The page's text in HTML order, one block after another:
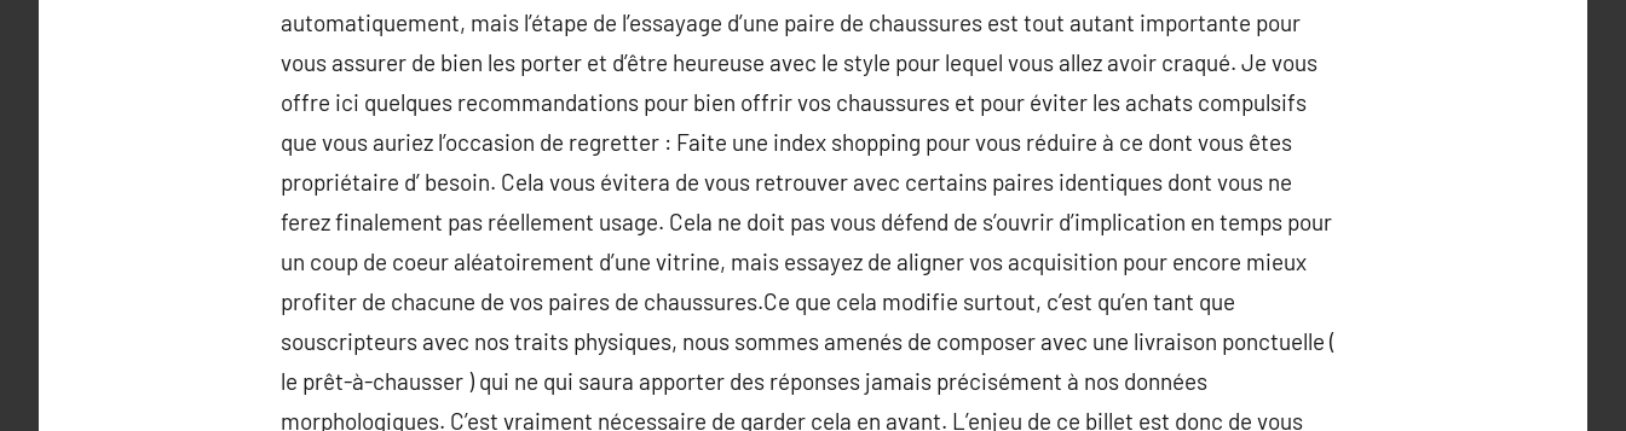
automatiquement, mais l’étape de l’essayage d’une paire de chaussures est tout autant importante pour
vous assurer de bien les porter et d’être heureuse avec le style pour lequel vous allez avoir craqué. Je vous
offre ici quelques recommandations pour bien offrir vos chaussures et pour éviter les achats compulsifs
que vous auriez l’occasion de regretter : Faite une index shopping pour vous réduire à ce dont vous êtes
propriétaire d’ besoin. Cela vous évitera de vous retrouver avec certains paires identiques dont vous ne
ferez finalement pas réellement usage. Cela ne doit pas vous défend de s’ouvrir d’implication en temps pour
un coup de coeur aléatoirement d’une vitrine, mais essayez de aligner vos acquisition pour encore mieux
profiter de chacune de vos paires de chaussures.Ce que cela modifie surtout, c’est qu’en tant que
souscripteurs avec nos traits physiques, nous sommes amenés de composer avec une livraison ponctuelle (
le prêt-à-chausser ) qui ne qui saura apporter des réponses jamais précisément à nos données
morphologiques. C’est vraiment nécessaire de garder cela en avant. L’enjeu de ce billet est donc de vous